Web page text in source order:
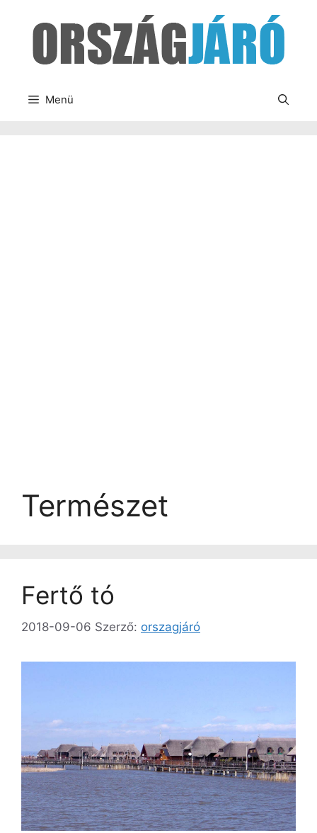
Menü
Természet
Fertő tó
2018-09-06 Szerző: orszagjáró